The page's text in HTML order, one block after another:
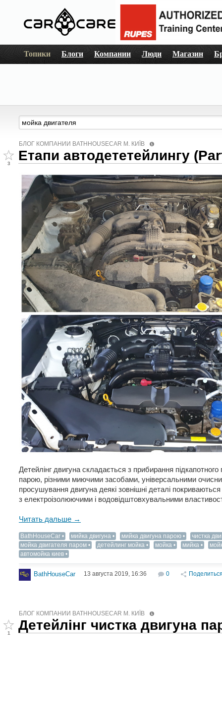
Топики Блоги Компании Люди Магазин
БЛОГ КОМПАНИИ BATHHOUSECAR М. КИЇВ
3
Етапи автодететейлингу
Детейлінг двигуна складається з прибирання
парою, різними миючими засобами, універсальними
просушування двигуна деякі зовнішні деталі
з електроізолюючими і водовідштовхувальними
Читать дальше →
BathHouseCar мийка двигуна мийка двигуна парою
чистка
мойка двигателя паром
детейлинг мойка мойка мийка
автомойка киев
BathHouseCar 13 августа 2019, 16:36 0
БЛОГ КОМПАНИИ BATHHOUSECAR М. КИЇВ
1
Детейлінг чистка двигуна